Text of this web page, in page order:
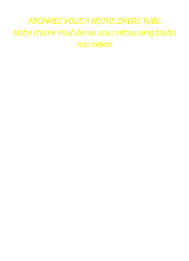
ABONNEZ VOUS A NOTRE ZIKERS TUBE.
Notre chaine Youtube ou vous retrouverez toutes
nos videos